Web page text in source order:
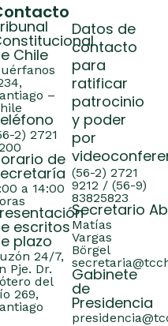
Chile
–
2) 2721
de
a 14:00
escritos
plazo
24/7,
Pje. Dr.
del
269,
Datos de
contacto
para
ratificar
patrocinio
y poder
por
(56-2) 2721
9212 / (56-9)
83825823
Secretario
Matías
Vargas
Börgel
Gabinete
de
Presidencia